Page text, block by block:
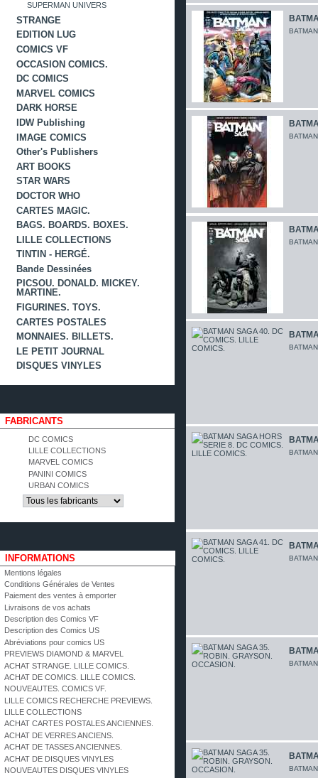
SUPERMAN UNIVERS
STRANGE
EDITION LUG
COMICS VF
OCCASION COMICS.
DC COMICS
MARVEL COMICS
DARK HORSE
IDW Publishing
IMAGE COMICS
Other's Publishers
ART BOOKS
STAR WARS
DOCTOR WHO
CARTES MAGIC.
BAGS. BOARDS. BOXES.
LILLE COLLECTIONS
TINTIN - HERGÉ.
Bande Dessinées
PICSOU. DONALD. MICKEY.
MARTINE.
FIGURINES. TOYS.
CARTES POSTALES
MONNAIES. BILLETS.
LE PETIT JOURNAL
DISQUES VINYLES
FABRICANTS
DC COMICS
LILLE COLLECTIONS
MARVEL COMICS
PANINI COMICS
URBAN COMICS
INFORMATIONS
Mentions légales
Conditions Générales de Ventes
Paiement des ventes à emporter
Livraisons de vos achats
Description des Comics VF
Description des Comics US
Abréviations pour comics US
PREVIEWS DIAMOND & MARVEL
ACHAT STRANGE. LILLE COMICS.
ACHAT DE COMICS. LILLE COMICS.
NOUVEAUTES. COMICS VF.
LILLE COMICS RECHERCHE PREVIEWS.
LILLE COLLECTIONS
ACHAT CARTES POSTALES ANCIENNES.
ACHAT DE VERRES ANCIENS.
ACHAT DE TASSES ANCIENNES.
ACHAT DE DISQUES VINYLES
NOUVEAUTES DISQUES VINYLES